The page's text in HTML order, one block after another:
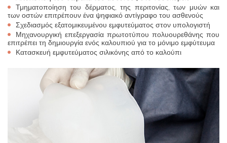
Τμηματοποίηση του δέρματος, της περιτονίας, των μυών και
των οστών επιτρέπουν ένα ψηφιακό αντίγραφο του ασθενούς
Σχεδιασμός εξατομικευμένου εμφυτεύματος στον υπολογιστή
Μηχανουργική επεξεργασία πρωτοτύπου πολυουρεθάνης που
επιτρέπει τη δημιουργία ενός καλουπιού για το μόνιμο εμφύτευμα
Κατασκευή εμφυτεύματος σιλικόνης από το καλούπι